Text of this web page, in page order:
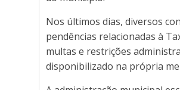
-
Porto
Ferreira
Nos últimos dias, diversos
pendências relacionadas à
multas e restrições
disponibilizado na própria